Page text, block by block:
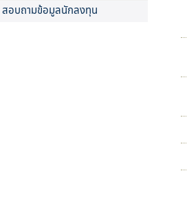
สอบถามข้อมูลนักลงทุน